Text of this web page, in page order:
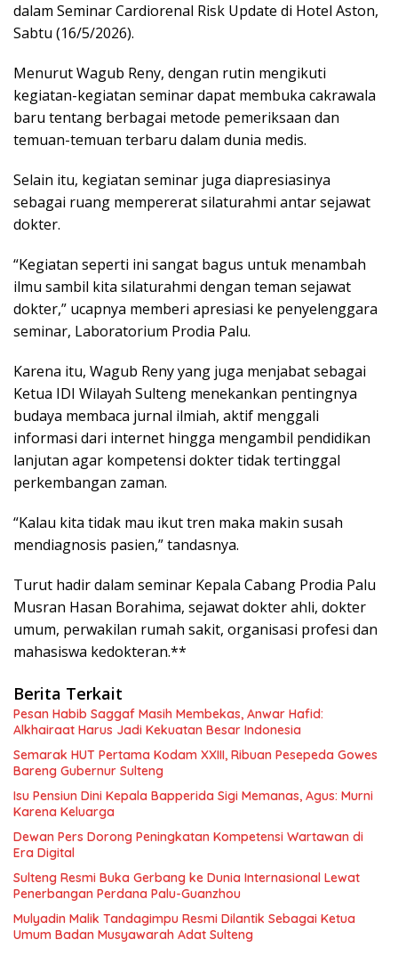
dalam Seminar Cardiorenal Risk Update di Hotel Aston,
Sabtu (16/5/2026).
Menurut Wagub Reny, dengan rutin mengikuti
kegiatan-kegiatan seminar dapat membuka cakrawala
baru tentang berbagai metode pemeriksaan dan
temuan-temuan terbaru dalam dunia medis.
Selain itu, kegiatan seminar juga diapresiasinya
sebagai ruang mempererat silaturahmi antar sejawat
dokter.
“Kegiatan seperti ini sangat bagus untuk menambah
ilmu sambil kita silaturahmi dengan teman sejawat
dokter,” ucapnya memberi apresiasi ke penyelenggara
seminar, Laboratorium Prodia Palu.
Karena itu, Wagub Reny yang juga menjabat sebagai
Ketua IDI Wilayah Sulteng menekankan pentingnya
budaya membaca jurnal ilmiah, aktif menggali
informasi dari internet hingga mengambil pendidikan
lanjutan agar kompetensi dokter tidak tertinggal
perkembangan zaman.
“Kalau kita tidak mau ikut tren maka makin susah
mendiagnosis pasien,” tandasnya.
Turut hadir dalam seminar Kepala Cabang Prodia Palu
Musran Hasan Borahima, sejawat dokter ahli, dokter
umum, perwakilan rumah sakit, organisasi profesi dan
mahasiswa kedokteran.**
Berita Terkait
Pesan Habib Saggaf Masih Membekas, Anwar Hafid:
Alkhairaat Harus Jadi Kekuatan Besar Indonesia
Semarak HUT Pertama Kodam XXIII, Ribuan Pesepeda Gowes
Bareng Gubernur Sulteng
Isu Pensiun Dini Kepala Bapperida Sigi Memanas, Agus: Murni
Karena Keluarga
Dewan Pers Dorong Peningkatan Kompetensi Wartawan di
Era Digital
Sulteng Resmi Buka Gerbang ke Dunia Internasional Lewat
Penerbangan Perdana Palu-Guanzhou
Mulyadin Malik Tandagimpu Resmi Dilantik Sebagai Ketua
Umum Badan Musyawarah Adat Sulteng